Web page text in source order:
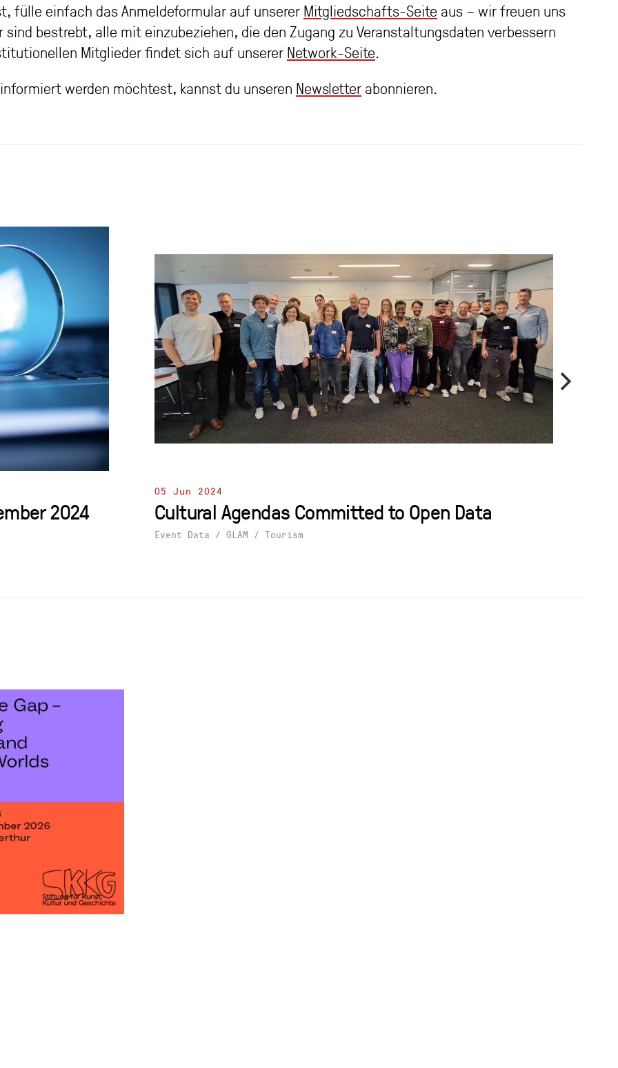
fülle einfach das Anmeldeformular auf unserer Mitgliedschafts-Seite aus – wir freuen uns
bestrebt, alle mit einzubeziehen, die den Zugang zu Veranstaltungsdaten verbessern
Mitglieder findet sich auf unserer Network-Seite.
werden möchtest, kannst du unseren Newsletter abonnieren.
2024
05 Jun 2024
Cultural Agendas Committed to Open Data
Event Data / GLAM / Tourism